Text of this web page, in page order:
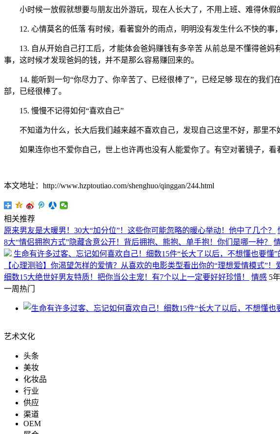
小时候一放假就想要与朋友出外游玩，现在人长大了，不用上班、难得休假
12. 心情莫名的低落 有时候，看著窗外的雨点，明明没有发生什么不快的
13. 自从开始自己打工后，才能体会爸妈赚钱有多辛苦 从前总是不懂得爸妈
事，这时候才发现爸妈的钱，并不是那么容易赚回来的。
14. 能听到一句“你尽力了、你辛苦了、已经很棒了”，已经足够 现在的我们
部，已经很棒了。
15. 慢慢不记得如何“喜欢自己”
不知道为什么，长大后我们越来越不喜欢自己，发现自己这里不好，那里不
如果连你也不爱你自己，世上也许再也没有人能爱你了。有空对著镜子，看
本文地址：http://www.hzptoutiao.com/shenghuo/qinggan/244.html
相关推荐
原来男友是大暖男！30大“加分位”！这些你可能忽略的暖心举动！他中了几个？
8大“情侣拥抱方式”隐藏含意公开！背后拥抱、熊抱、单手抱！你们是哪一种？
生命有许多过客、忘记如何喜欢自己！细数15件“长大了以后，不想懂也要懂”
【心理测验】你渴望怎样的爱情？从喜欢的电影类型看出你的“理想爱情模式”！
细数15大绝世好男友特质！把你当公主宠！有7个以上一定要好好珍惜！
情感 5
一周热门
艺术文化
头条
美妆
化妆品
行业
供应
渠道
OEM